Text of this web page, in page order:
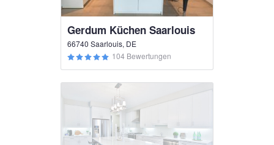
Gerdum Küchen Saarlouis
66740 Saarlouis, DE
104 Bewertungen